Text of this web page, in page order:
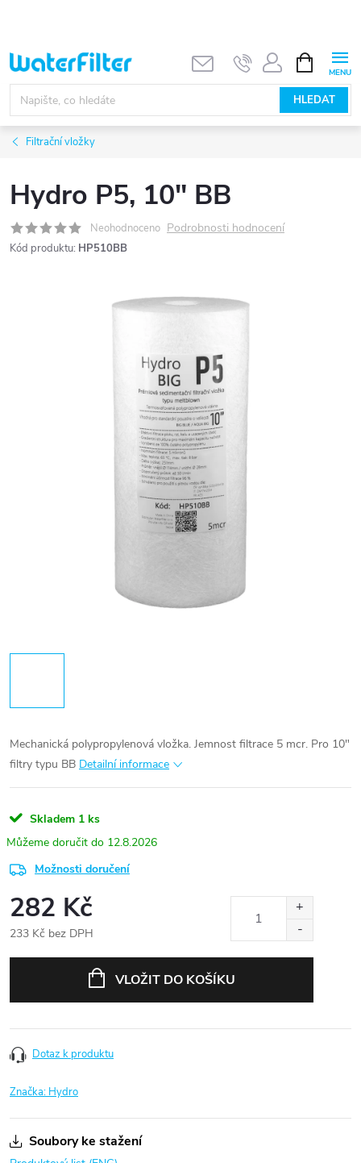
obsah
HLEDAT
NÁKUPNÍ
KOŠÍK
Filtrační vložky
Hydro P5, 10" BB
Neohodnoceno Podrobnosti hodnocení
Kód produktu: HP510BB
Mechanická polypropylenová vložka. Jemnost filtrace 5 mcr. Pro 10"
filtry typu BB Detailní informace
Skladem 1 ks
12.8.2026
Možnosti doručení
282 Kč
233 Kč bez DPH
VLOŽIT DO KOŠÍKU
Dotaz k produktu
Značka: Hydro
Soubory ke stažení